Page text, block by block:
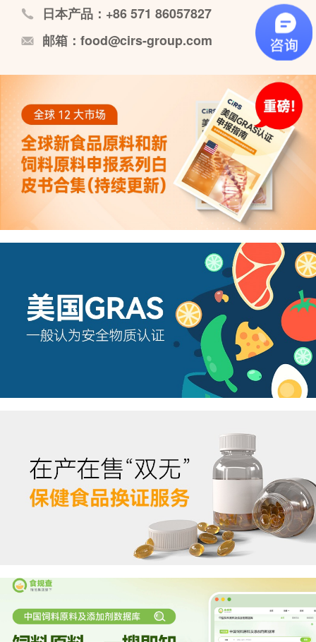
日本产品：+86 571 86057827
邮箱：food@cirs-group.com